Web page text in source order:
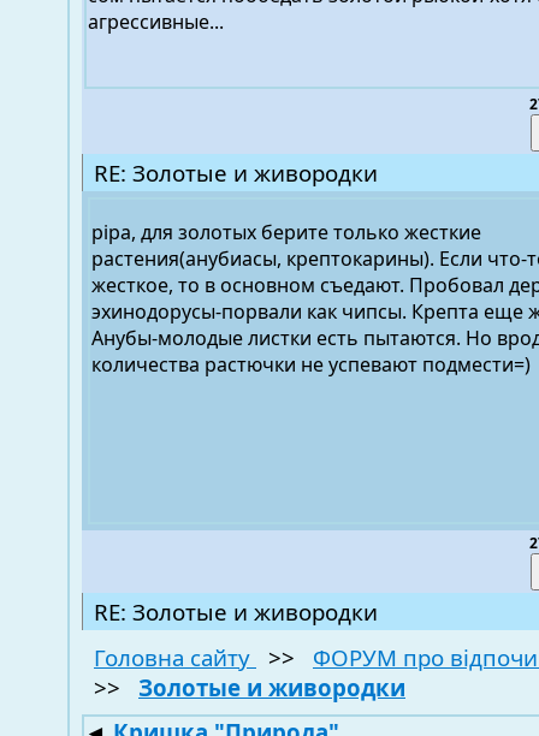
агрессивные...
RE: Золотые и живородки
pipa, для золотых берите только жесткие
растения(анубиасы, крептокарины). Если что-
жесткое, то в основном съедают. Пробовал
эхинодорусы-порвали как чипсы. Крепта еще
Анубы-молодые листки есть пытаются. Но
количества растючки не успевают подмести=)
RE: Золотые и живородки
Головна сайту
>> ФОРУМ про
>> Золотые и живородки